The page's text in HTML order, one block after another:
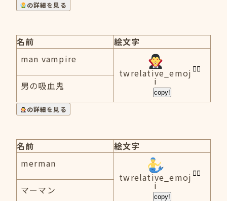
の詳細を見る
名前
絵文字
man vampire
twrelative_emoj
i
copy!
男の吸血鬼
の詳細を見る
名前
絵文字
merman
twrelative_emoj
i
copy!
マーマン